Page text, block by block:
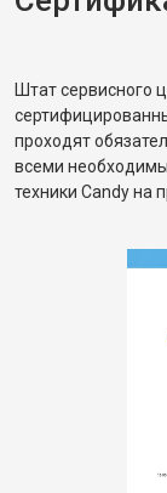
Штат сервисного
проходят
всеми
техники Candy на